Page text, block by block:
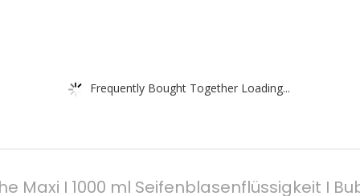
Frequently Bought Together Loading...
Maxi I 1000 ml Seifenblasenflüssigkeit I